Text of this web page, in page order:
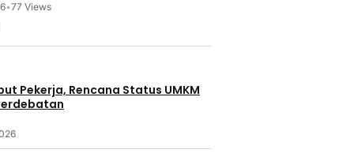
•77 Views
Pekerja, Rencana Status UMKM